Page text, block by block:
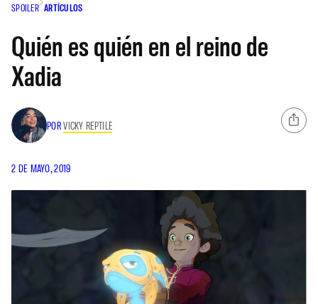
SPOILER ARTÍCULOS
Quién es quién en el reino de
Xadia
PORVICKY REPTILE
2 DE MAYO, 2019